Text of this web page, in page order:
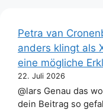
Petra van
anders klingt als
eine mögliche
22. Juli 2026
@lars Genau das
dein Beitrag so